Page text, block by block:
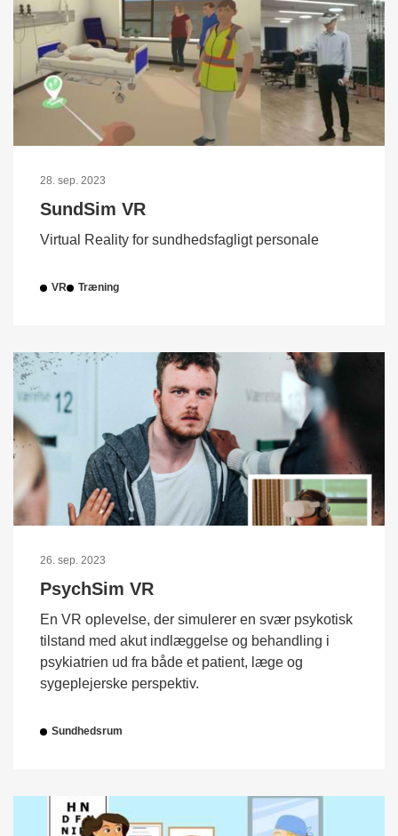
28. sep. 2023
SundSim VR
Virtual Reality for sundhedsfagligt personale
VR Træning
26. sep. 2023
PsychSim VR
En VR oplevelse, der simulerer en svær psykotisk
tilstand med akut indlæggelse og behandling i
psykiatrien ud fra både et patient, læge og
sygeplejerske perspektiv.
Sundhedsrum